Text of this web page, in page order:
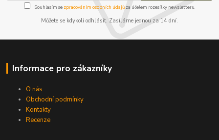
Souhlasím se zpracováním osobních údajůza účelem rozesílky newsletteru.
Můžete se kdykoli odhlásit. Zasíláme jednou za 14 dní.
Informace pro zákazníky
O nás
Obchodní podmínky
Kontakty
Recenze